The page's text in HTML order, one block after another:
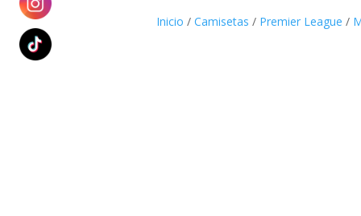
Inicio / Camisetas / Premier League /